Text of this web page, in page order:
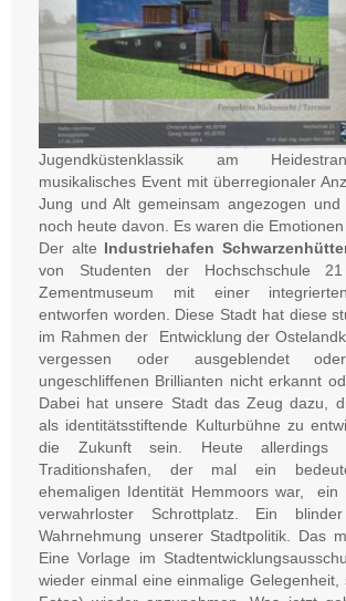
Jugendküstenklassik am
musikalisches Event mit überregionaler
Jung und Alt gemeinsam angezogen und
noch heute davon. Es waren die Emotionen
Der alte Industriehafen
von Studenten der Hochschschule
Zementmuseum mit einer
entworfen worden. Diese Stadt hat diese
im Rahmen der Entwicklung der
vergessen oder ausgeblendet
ungeschliffenen Brillianten nicht erkannt
Dabei hat unsere Stadt das Zeug dazu,
als identitätsstiftende Kulturbühne zu
die Zukunft sein. Heute
Traditionshafen, der mal ein
ehemaligen Identität Hemmoors war, ein
verwahrloster Schrottplatz. Ein
Wahrnehmung unserer Stadtpolitik. Das
Eine Vorlage im
wieder einmal eine einmalige